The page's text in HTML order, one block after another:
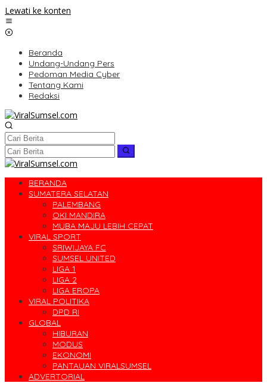
Lewati ke konten
Beranda
Undang-Undang Pers
Pedoman Media Cyber
Tentang Kami
Redaksi
BERANDA
SUMATERA SELATAN
PALEMBANG
OKI MANDIRA
MUBA MAJU LEBIH CEPAT
VIRAL SPORT
SRIWIJAYA FC
SUMSEL UNITED
LIGA 1
LIGA 2
LIGA EROPA
VIRAL POLITIKA
DPD RI
GLOBAL
HIBURAN
MODUS
EKONOMI
PANTAUAN VIRALSUMSEL
ADVERTORIAL